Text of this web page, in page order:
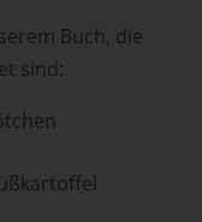
Buch, die
sind: